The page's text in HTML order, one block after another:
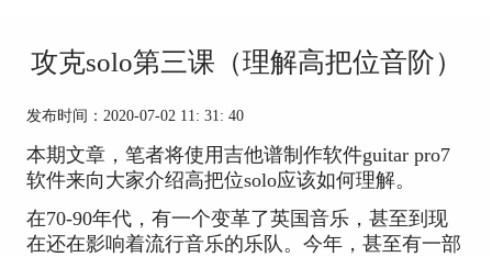
攻克solo第三课（理解高把位音阶）
发布时间：2020-07-02 11: 31: 40
本期文章，笔者将使用吉他谱制作软件guitar pro7
软件来向大家介绍高把位solo应该如何理解。
在70-90年代，有一个变革了英国音乐，甚至到现
在还在影响着流行音乐的乐队。今年，甚至有一部